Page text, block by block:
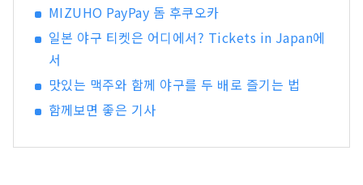
MIZUHO PayPay 돔 후쿠오카
일본 야구 티켓은 어디에서? Tickets in Japan에
서
맛있는 맥주와 함께 야구를 두 배로 즐기는 법
함께보면 좋은 기사